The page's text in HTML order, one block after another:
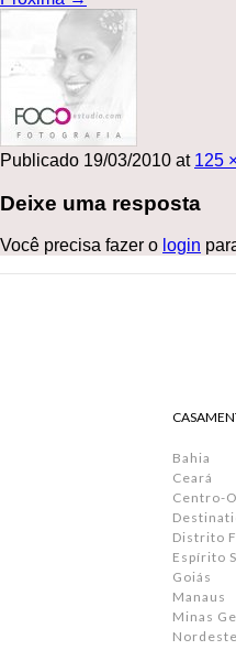
Publicado 19/03/2010 at 125
Deixe uma resposta
Você precisa fazer o login
Bahia
Ceará
Centro-
Distrito
Espírito
Goiás
Manaus
Minas
Nordeste